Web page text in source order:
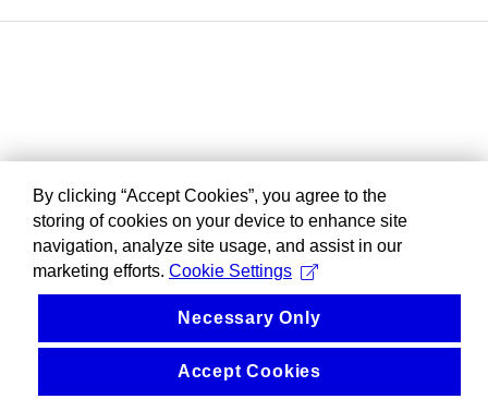
By clicking “Accept Cookies”, you agree to the
storing of cookies on your device to enhance site
navigation, analyze site usage, and assist in our
marketing efforts. Cookie Settings
Necessary Only
Accept Cookies